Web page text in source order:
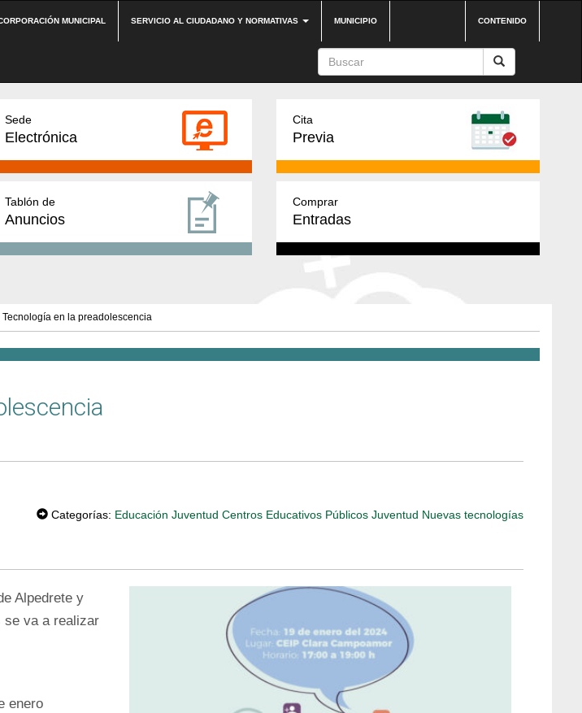
MUNICIPAL SERVICIO AL CIUDADANO Y NORMATIVAS MUNICIPIO CONTENIDO
Sede
Electrónica
Cita
Previa
Tablón de
Anuncios
Comprar
Entradas
Tecnología en la preadolescencia
Categorías: Educación Juventud Centros Educativos Públicos Juventud Nuevas tecnologías
Alpedrete y
se va a realizar
enero